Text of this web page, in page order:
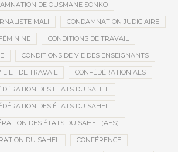
DE OUSMANE SONKO
MALI CONDAMNATION JUDICIAIRE
CONDITIONS DE TRAVAIL
CONDITIONS DE VIE DES ENSEIGNANTS
ET DE TRAVAIL CONFÉDÉRATION AES
DES ETATS DU SAHEL
DES ÉTATS DU SAHEL
DES ÉTATS DU SAHEL (AES)
DU SAHEL CONFÉRENCE